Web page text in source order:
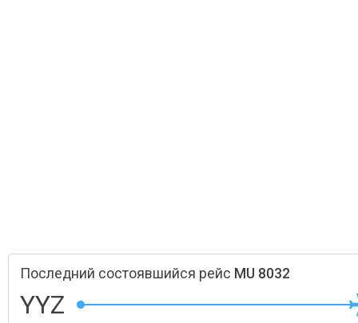
Последний состоявшийся рейс MU 8032
YYZ